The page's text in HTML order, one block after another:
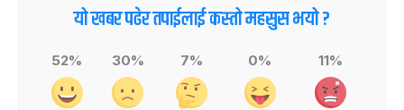
यो खबर पढेर तपाईलाई कस्तो महसुस भयो ?
52% 30% 7% 0% 11%